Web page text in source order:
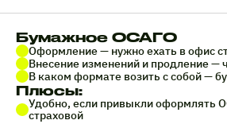
Бумажное ОСАГО
Оформление — нужно ехать в офис
Внесение изменений и продление —
В каком формате возить с собой —
Плюсы:
Удобно, если привыкли оформлять
страховой